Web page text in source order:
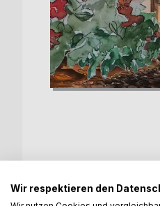
Wir respektieren den